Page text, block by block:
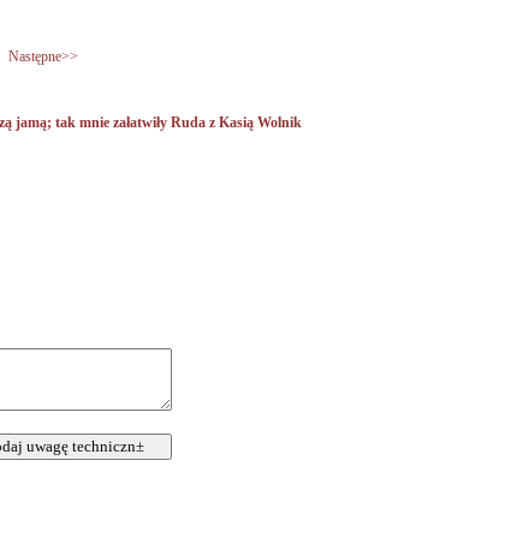
Następne>>
jamą; tak mnie załatwiły Ruda z Kasią Wolnik